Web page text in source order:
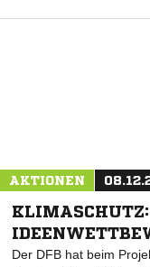
AKTIONEN
Der DFB hat beim